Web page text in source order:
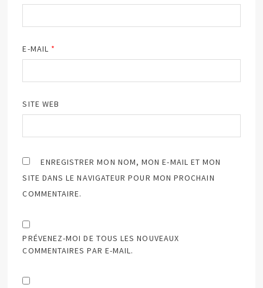
E-MAIL *
SITE WEB
ENREGISTRER MON NOM, MON E-MAIL ET MON
SITE DANS LE NAVIGATEUR POUR MON PROCHAIN
COMMENTAIRE.
PRÉVENEZ-MOI DE TOUS LES NOUVEAUX
COMMENTAIRES PAR E-MAIL.